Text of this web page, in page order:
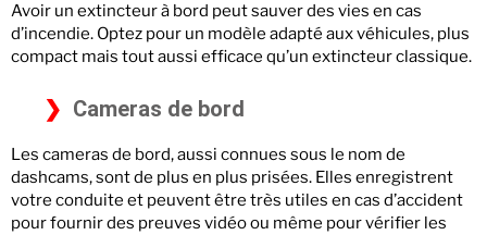
Avoir un extincteur à bord peut sauver des vies en cas
d’incendie. Optez pour un modèle adapté aux véhicules, plus
compact mais tout aussi efficace qu’un extincteur classique.
Cameras de bord
Les cameras de bord, aussi connues sous le nom de
dashcams, sont de plus en plus prisées. Elles enregistrent
votre conduite et peuvent être très utiles en cas d’accident
pour fournir des preuves vidéo ou même pour vérifier les